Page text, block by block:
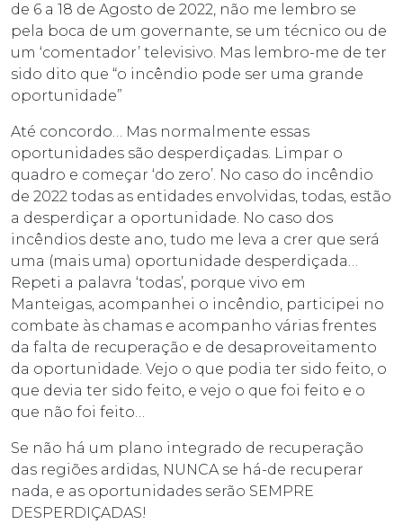
de 6 a 18 de Agosto de 2022, não me lembro se
pela boca de um governante, se um técnico ou de
um ‘comentador’ televisivo. Mas lembro-me de ter
sido dito que “o incêndio pode ser uma grande
oportunidade”
Até concordo… Mas normalmente essas
oportunidades são desperdiçadas. Limpar o
quadro e começar ‘do zero’. No caso do incêndio
de 2022 todas as entidades envolvidas, todas, estão
a desperdiçar a oportunidade. No caso dos
incêndios deste ano, tudo me leva a crer que será
uma (mais uma) oportunidade desperdiçada…
Repeti a palavra ‘todas’, porque vivo em
Manteigas, acompanhei o incêndio, participei no
combate às chamas e acompanho várias frentes
da falta de recuperação e de desaproveitamento
da oportunidade. Vejo o que podia ter sido feito, o
que devia ter sido feito, e vejo o que foi feito e o
que não foi feito…
Se não há um plano integrado de recuperação
das regiões ardidas, NUNCA se há-de recuperar
nada, e as oportunidades serão SEMPRE
DESPERDIÇADAS!